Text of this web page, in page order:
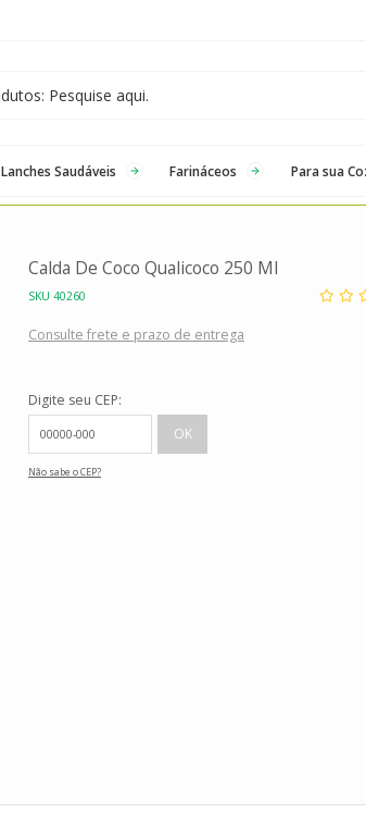
Lanches Saudáveis Farináceos Para sua
Calda De Coco Qualicoco 250 Ml
SKU 40260
Consulte frete e prazo de entrega
Digite seu CEP:
Não sabe o CEP?